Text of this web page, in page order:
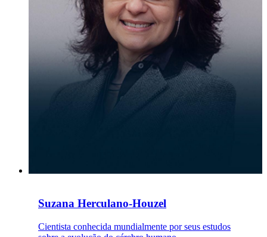
Suzana Herculano-Houzel
Cientista conhecida mundialmente por seus estudos